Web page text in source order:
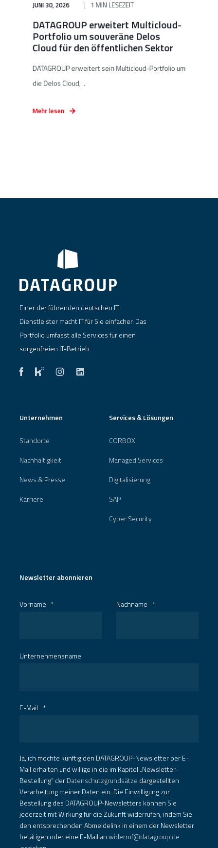
JUNI 30, 2026 1 MIN LESEZEIT
DATAGROUP erweitert Multicloud-
Portfolio um souveräne Delos
Cloud für den öffentlichen Sektor
DATAGROUP erweitert sein Multicloud-Portfolio um
die Delos Cloud, ...
Mehr lesen
Einer der führenden deutschen IT
Dienstleister macht IT für Sie einfacher. Das
Portfolio umfasst alle Services für einen
sorgenfreien IT-Betrieb.
Unternehmen
Standorte
Nachhaltigkeit
News & Presse
Karriere
Services & Lösungen
CORBOX
Managed Services
Digitalisierung
SAP
Cyber Security
Newsletter abonnieren
Vorname * Nachname *
Unternehmensname
E-Mail *
Ja, ich möchte künftig den DATAGROUP-Newsletter per E-
Mail erhalten und willige in die im Kapitel „Newsletter-
Bestellung“ derDatenschutzgrundsätze dargestellten
Verarbeitung meiner Daten ein. Die Einwilligung zur
Bestellung des DATAGROUP-Newsletters können Sie
jederzeit mit Wirkung für die Zukunft widerrufen, indem Sie
den entsprechenden Abmeldelink in einem der Newsletter
betätigen oder eine E-Mail anwiderruf@datagroup.de